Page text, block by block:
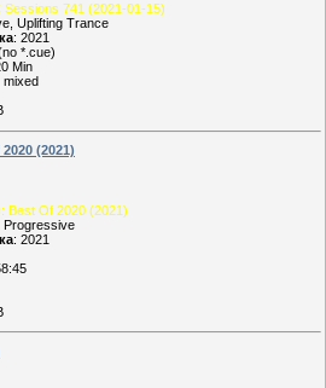
Sessions 741 (2021-01-15)
Uplifting Trance
: 2021
*.cue)
Min
mixed
(2021)
Best Of 2020 (2021)
Progressive
: 2021